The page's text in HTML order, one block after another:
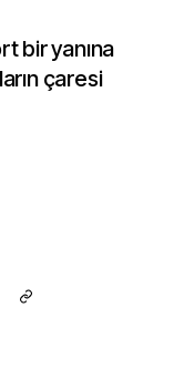
bir yanına
çaresi